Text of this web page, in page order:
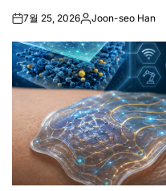
on7월 25, 2026Posted
Joon-seo Han